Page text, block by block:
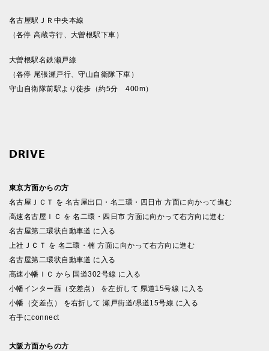
名古屋駅ＪＲ中央本線
（各停 高蔵寺行、大曽根駅下車）
大曽根駅名鉄瀬戸線
（各停 尾張瀬戸行、守山自衛隊下車）
守山自衛隊前駅より徒歩（約5分 400m）
DRIVE
東京方面からの方
名古屋ＪＣＴ を 名古屋出口・名二環・四日市 方面に向かって進む
高速名古屋ＩＣ を 名二環・四日市 方面に向かって右方向に進む
名古屋第二環状自動車道 に入る
上社ＪＣＴ を 名二環・楠 方面に向かって右方向に進む
名古屋第二環状自動車道 に入る
高速小幡ＩＣ から 国道302号線 に入る
小幡インター西（交差点） を左折して 県道15号線 に入る
小幡（交差点） を右折して 瀬戸街道/県道15号線 に入る
右手にconnect
大阪方面からの方